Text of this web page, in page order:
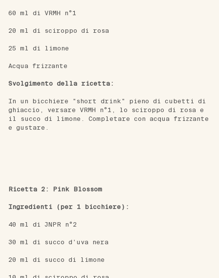
60 ml di VRMH n°1
20 ml di sciroppo di rosa
25 ml di limone
Acqua frizzante
Svolgimento della ricetta:
In un bicchiere "short drink" pieno di cubetti di
ghiaccio, versare VRMH n°1 , lo sciroppo di rosa e
il succo di limone. Completare con acqua frizzante
e gustare.
Ricetta 2: Pink Blossom
Ingredienti (per 1 bicchiere):
40 ml di JNPR n°2
30 ml di succo d'uva nera
20 ml di succo di limone